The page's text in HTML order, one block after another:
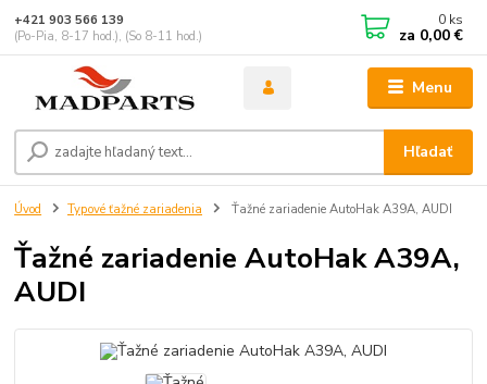
Menu
Hľadať
+421 903 566 139
(Po-Pia, 8-17 hod.), (So 8-11 hod.)
0 ks
za 0,00 €
Úvod Typové ťažné zariadenia Ťažné zariadenie AutoHak A39A, AUDI
Ťažné zariadenie AutoHak A39A,
AUDI